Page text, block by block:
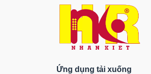
Ứng dụng tải xuống